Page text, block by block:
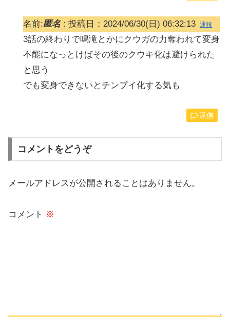
名前:匿名: 投稿日：2024/06/30(日) 06:32:13 通報
3話の終わりで鳴滝とかにクウガの力奪われて変身
不能になっとけばその後のクウキ化は避けられた
と思う
でも変身できないとチンプイ化する気も
返信
コメントをどうぞ
メールアドレスが公開されることはありません。
コメント ※